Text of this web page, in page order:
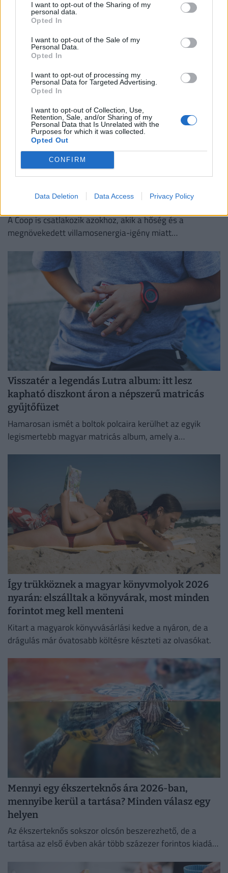
I want to opt-out of the Sharing of my
personal data.
Opted In
I want to opt-out of the Sale of my
Personal Data.
Opted In
I want to opt-out of processing my
Personal Data for Targeted Advertising.
Opted In
I want to opt-out of Collection, Use,
Retention, Sale, and/or Sharing of my
Personal Data that Is Unrelated with the
Purposes for which it was collected.
Opted Out
CONFIRM
Data Deletion Data Access Privacy Policy
Hiába javult a helyzet, még mindig hatalmas üzlet a
cigaretták Magyarországra, és hol a legnagyobb a
feketepiac?
Rendkívüli döntés: az energiaválság miatt új
nyitvatartási idő jöhet a Coop
élelmiszerboltokban
A Coop is csatlakozik azokhoz, akik a hőség és a
megnövekedett villamosenergia-igény miatt
Visszatér a legendás Lutra album: itt lesz
kapható diszkont áron a népszerű matricás
gyűjtőfüzet
Hamarosan ismét a boltok polcaira kerülhet az egyik
legismertebb magyar matricás album, amely a
Így trükköznek a magyar könyvmolyok 2026
nyarán: elszálltak a könyvárak, most minden
forintot meg kell menteni
Kitart a magyarok könyvvásárlási kedve a nyáron, de a
drágulás már óvatosabb költésre készteti az olvasókat.
Mennyi egy ékszerteknős ára 2026-ban,
mennyibe kerül a tartása? Minden válasz egy
helyen
Az ékszerteknős sokszor olcsón beszerezhető, de a
tartása az első évben akár több százezer forintos kiadás